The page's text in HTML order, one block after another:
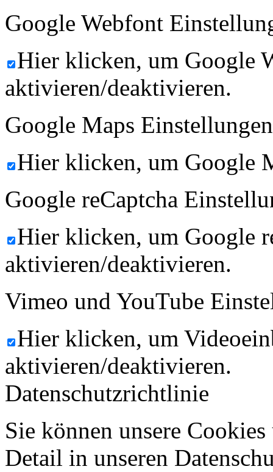
Google Webfont
Hier klicken, um Google
aktivieren/deaktivieren.
Google Maps
Hier klicken, um Google
Google reCaptcha
Hier klicken, um Google
aktivieren/deaktivieren.
Vimeo und YouTube
Hier klicken, um
aktivieren/deaktivieren.
Datenschutzrichtlinie
Sie können unsere
Detail in unseren